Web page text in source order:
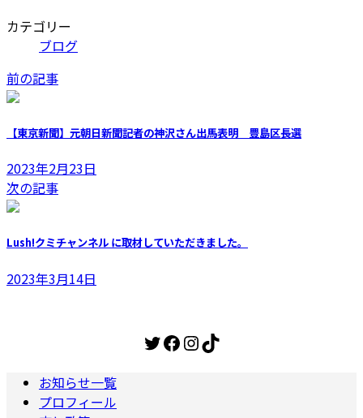
カテゴリー
ブログ
前の記事
【東京新聞】元朝日新聞記者の神沢さん出馬表明 豊島区長選
2023年2月23日
次の記事
Lush!クミチャンネル に取材していただきました。
2023年3月14日
Twitter
Facebook
Instagram
TikTok
お知らせ一覧
プロフィール